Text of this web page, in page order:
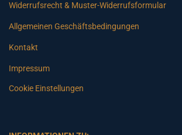
Widerrufsrecht & Muster-Widerrufsformular
Allgemeinen Geschäftsbedingungen
Kontakt
Impressum
Cookie Einstellungen